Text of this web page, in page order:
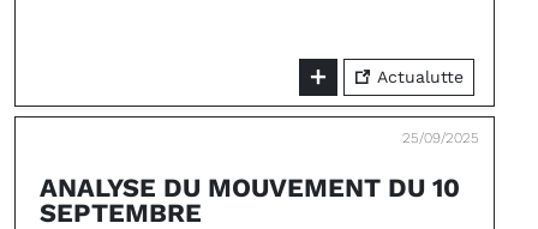
Actualutte
25/09/2025
ANALYSE DU MOUVEMENT DU 10
SEPTEMBRE